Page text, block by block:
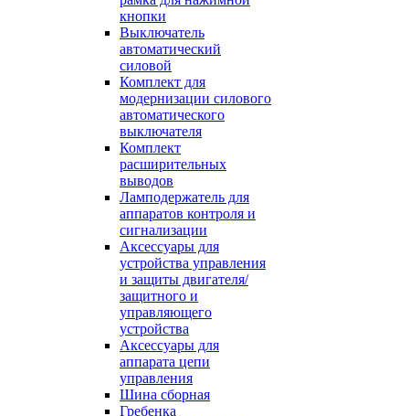
кнопки
Выключатель
автоматический
силовой
Комплект для
модернизации силового
автоматического
выключателя
Комплект
расширительных
выводов
Ламподержатель для
аппаратов контроля и
сигнализации
Аксессуары для
устройства управления
и защиты двигателя/
защитного и
управляющего
устройства
Аксессуары для
аппарата цепи
управления
Шина сборная
Гребенка